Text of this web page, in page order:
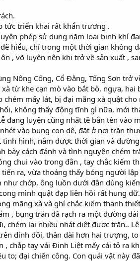
tức triển khai rất khẩn trương .
phép sử dụng năm loại binh khí
hiểu, chỉ trong một thời gian không
, võ luyện nên khi trở về sản xuất ,
Nông Cống, Cổ Đằng, Tống Sơn trở
từ khe cạn mò vào bắt bò, ngựa,
chém mấy lát, bị đại mãng xà quật
không thấy động tĩnh gì nữa, mới
luyện cũng nhất tề bắn tên vào
vào bụng con dê, đặt ở nơi trăn
hình, nắm được thời gian và
cách đánh và tình nguyện chém
chui vào trong đằn , tay chắc kiếm
ra, vừa thoáng thấy bóng người
chớp, ông luồn dưới đằn dùng
mình quật đạp liên hồi rất hung
mãng xà và ghí chắc kiếm thanh
, bụng trăn đã rạch ra một đường
chém lại nhiều nhát diệt được trăn..
đỉnh đồi, thân dài hơn hai trượng, to
, chắp tay vái Đinh Liệt mấy cái tỏ ra
đại chiến công. Con quái vật này